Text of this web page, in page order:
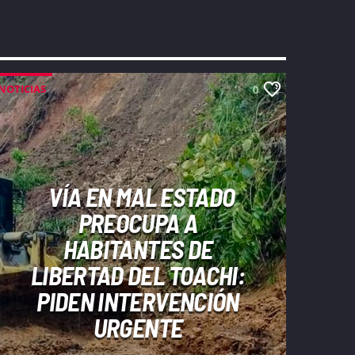
0
VÍA EN MAL ESTADO
PREOCUPA A
HABITANTES DE
LIBERTAD DEL TOACHI:
PIDEN INTERVENCIÓN
URGENTE